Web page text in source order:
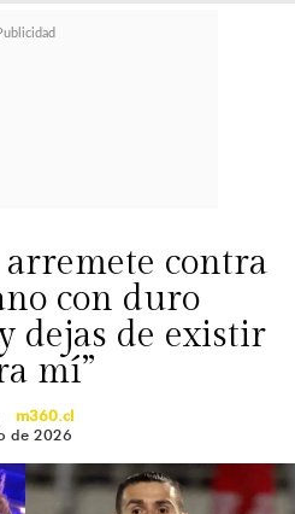
arremete contra
con duro
dejas de existir
mí”
m360.cl
de 2026